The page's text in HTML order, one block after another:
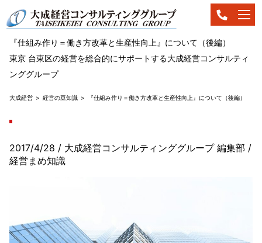
『仕組み作り＝働き方改革と生産性向上』について（後編）
東京 台東区の経営を総合的にサポートする大成経営コンサルティ
ンググループ
大成経営 経営の豆知識 『仕組み作り＝働き方改革と生産性向上』について（後編）
2017/4/28 / 大成経営コンサルティンググループ 編集部 /
経営まめ知識